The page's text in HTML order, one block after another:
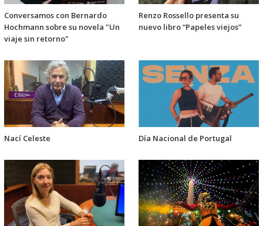
Conversamos con Bernardo
Hochmann sobre su novela "Un
viaje sin retorno"
Renzo Rossello presenta su
nuevo libro “Papeles viejos”
Nací Celeste Día Nacional de Portugal